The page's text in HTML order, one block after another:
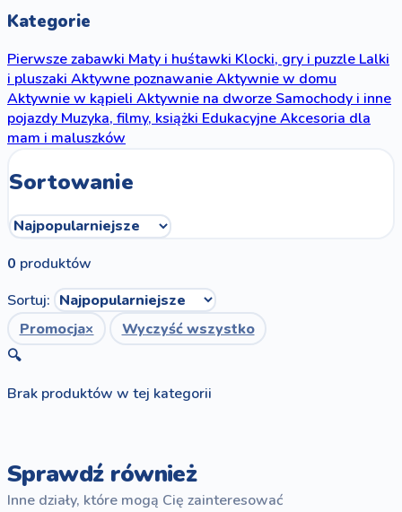
Kategorie
Pierwsze zabawkiMaty i huśtawkiKlocki, gry i puzzleLalki
i pluszakiAktywne poznawanieAktywnie w domu
Aktywnie w kąpieliAktywnie na dworzeSamochody i inne
pojazdyMuzyka, filmy, książkiEdukacyjneAkcesoria dla
mam i maluszków
Sortowanie
0 produktów
Sortuj:
Promocja×
Wyczyść wszystko
🔍
Brak produktów w tej kategorii
Sprawdź również
Inne działy, które mogą Cię zainteresować